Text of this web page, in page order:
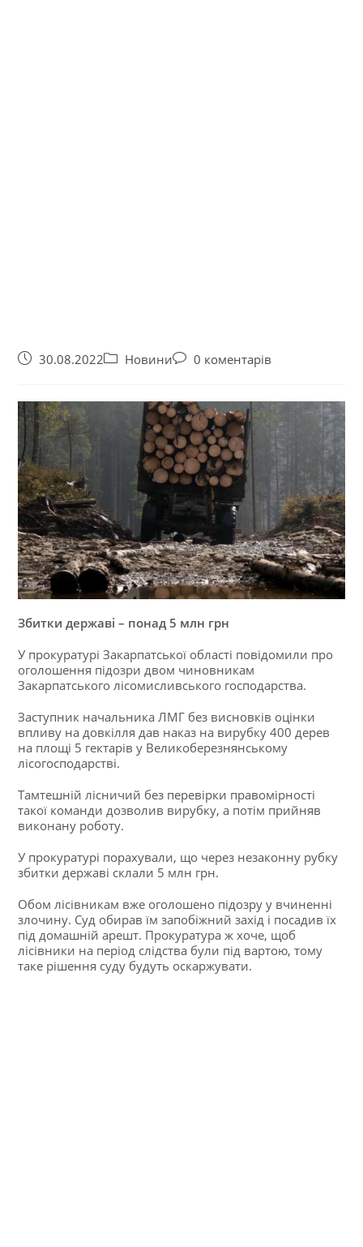
30.08.2022 Новини 0 коментарів
Збитки державі – понад 5 млн грн
У прокуратурі Закарпатської області повідомили про
оголошення підозри двом чиновникам
Закарпатського лісомисливського господарства.
Заступник начальника ЛМГ без висновків оцінки
впливу на довкілля дав наказ на вирубку 400 дерев
на площі 5 гектарів у Великоберезнянському
лісогосподарстві.
Тамтешній лісничий без перевірки правомірності
такої команди дозволив вирубку, а потім прийняв
виконану роботу.
У прокуратурі порахували, що через незаконну рубку
збитки державі склали 5 млн грн.
Обом лісівникам вже оголошено підозру у вчиненні
злочину. Суд обирав їм запобіжний захід і посадив їх
під домашній арешт. Прокуратура ж хоче, щоб
лісівники на період слідства були під вартою, тому
таке рішення суду будуть оскаржувати.